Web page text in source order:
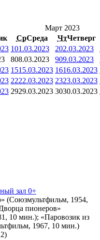
Март 2023
СрСреда ЧтЧетверг
101.03.2023 202.03.2023
808.03.2023 909.03.2023
1515.03.2023 1616.03.2023
2222.03.2023 2323.03.2023
2929.03.2023 3030.03.2023
зал 0+
(Союзмультфильм, 1954,
пионеров»
10 мин.); «Паровозик из
1967, 10 мин.)